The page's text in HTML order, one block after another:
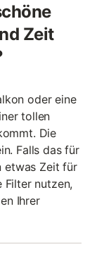
Zeit
oder eine
tollen
Die
Falls das für
etwas Zeit für
Filter nutzen,
Ihrer